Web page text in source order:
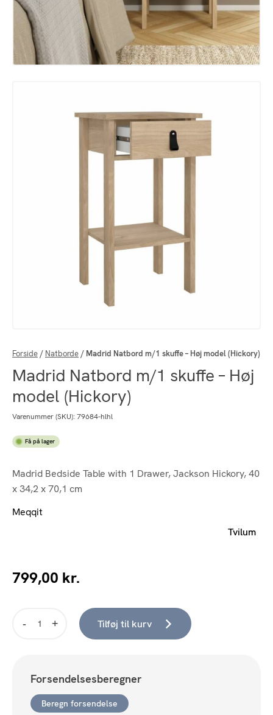
Forside / Natborde / Madrid Natbord m/1 skuffe – Høj model (Hickory)
Madrid Natbord m/1 skuffe – Høj
model (Hickory)
Varenummer (SKU): 79684-hlhl
Få på lager
Madrid Bedside Table with 1 Drawer, Jackson Hickory, 40
x 34,2 x 70,1 cm
Meqqit
Tvilum
799,00 kr.
model
Tilføj til kurv
Forsendelsesberegner
Beregn forsendelse